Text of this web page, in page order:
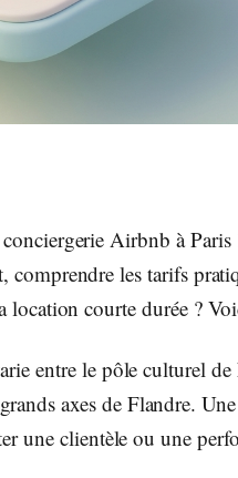
Airbnb à
comprendre les tarifs
location courte durée ?
entre le pôle culturel
axes de Flandre.
une clientèle ou une